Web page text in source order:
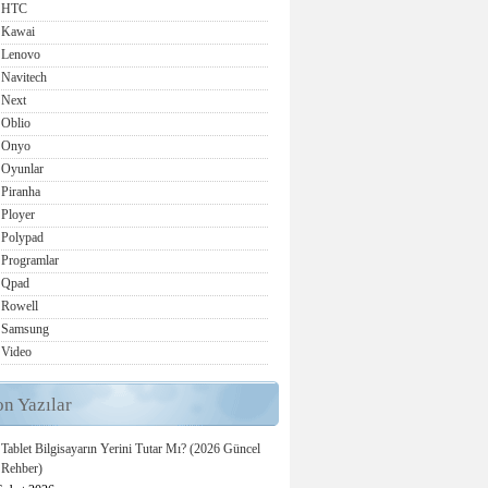
HTC
Kawai
Lenovo
Navitech
Next
Oblio
Onyo
Oyunlar
Piranha
Ployer
Polypad
Programlar
Qpad
Rowell
Samsung
Video
Yazılar
Tablet Bilgisayarın Yerini Tutar Mı? (2026 Güncel
Rehber)